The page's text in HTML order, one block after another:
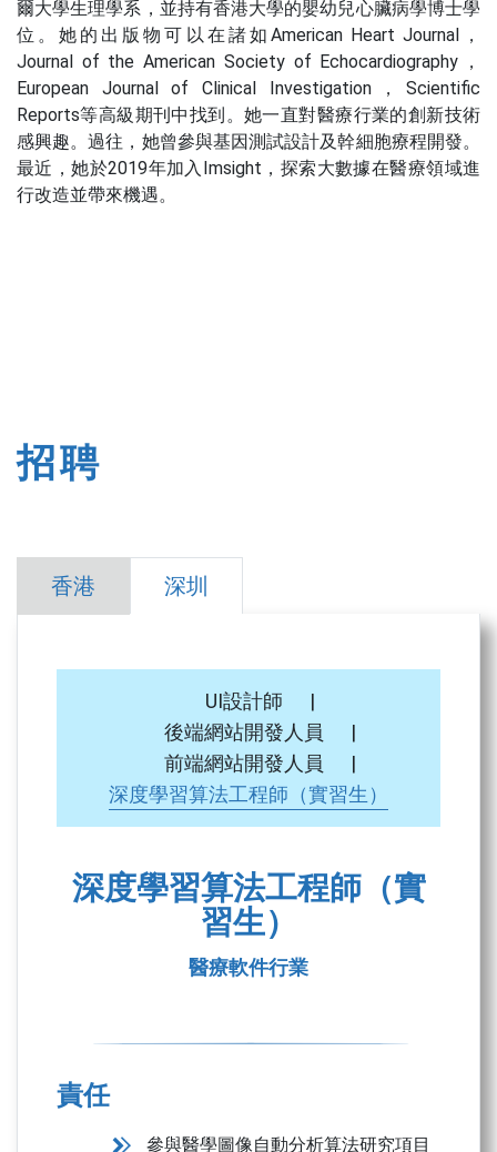
爾大學生理學系，並持有香港大學的嬰幼兒心臟病學博士學
位。她的出版物可以在諸如American Heart Journal，
Journal of the American Society of Echocardiography，
European Journal of Clinical Investigation，Scientific
Reports等高級期刊中找到。她一直對醫療行業的創新技術
感興趣。過往，她曾參與基因測試設計及幹細胞療程開發。
最近，她於2019年加入Imsight，探索大數據在醫療領域進
行改造並帶來機遇。
招聘
香港 深圳
UI設計師
|
後端網站開發人員
|
前端網站開發人員
|
深度學習算法工程師（實習生）
深度學習算法工程師（實
習生）
醫療軟件行業
責任
參與醫學圖像自動分析算法研究項目